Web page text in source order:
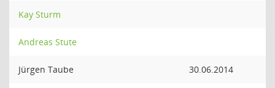
Kay Sturm
Andreas Stute
Jürgen Taube 30.06.2014